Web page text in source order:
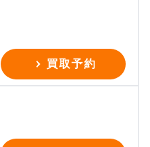
買取予約